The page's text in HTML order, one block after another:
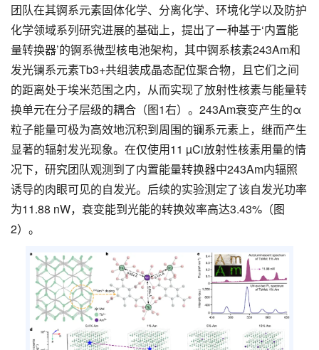
团队在其锕系元素固体化学、分离化学、环境化学以及防护
化学领域系列研究进展的基础上，提出了一种基于‘内置能
量转换器’的锕系微型核电池架构，其中锕系核素243Am和
发光镧系元素Tb3+共组装成晶态配位聚合物，且它们之间
的距离处于埃米范围之内，从而实现了放射性核素与能量转
换单元在分子层级的耦合（图1右）。243Am衰变产生的α
粒子能量可极为高效地沉积到周围的镧系元素上，继而产生
显著的辐射发光现象。在仅使用11 µCi放射性核素用量的情
况下，研究团队观测到了内置能量转换器中243Am内辐照
诱导的肉眼可见的自发光。后续的实验测定了该自发光功率
为11.88 nW，衰变能到光能的转换效率高达3.43%（图
2）。